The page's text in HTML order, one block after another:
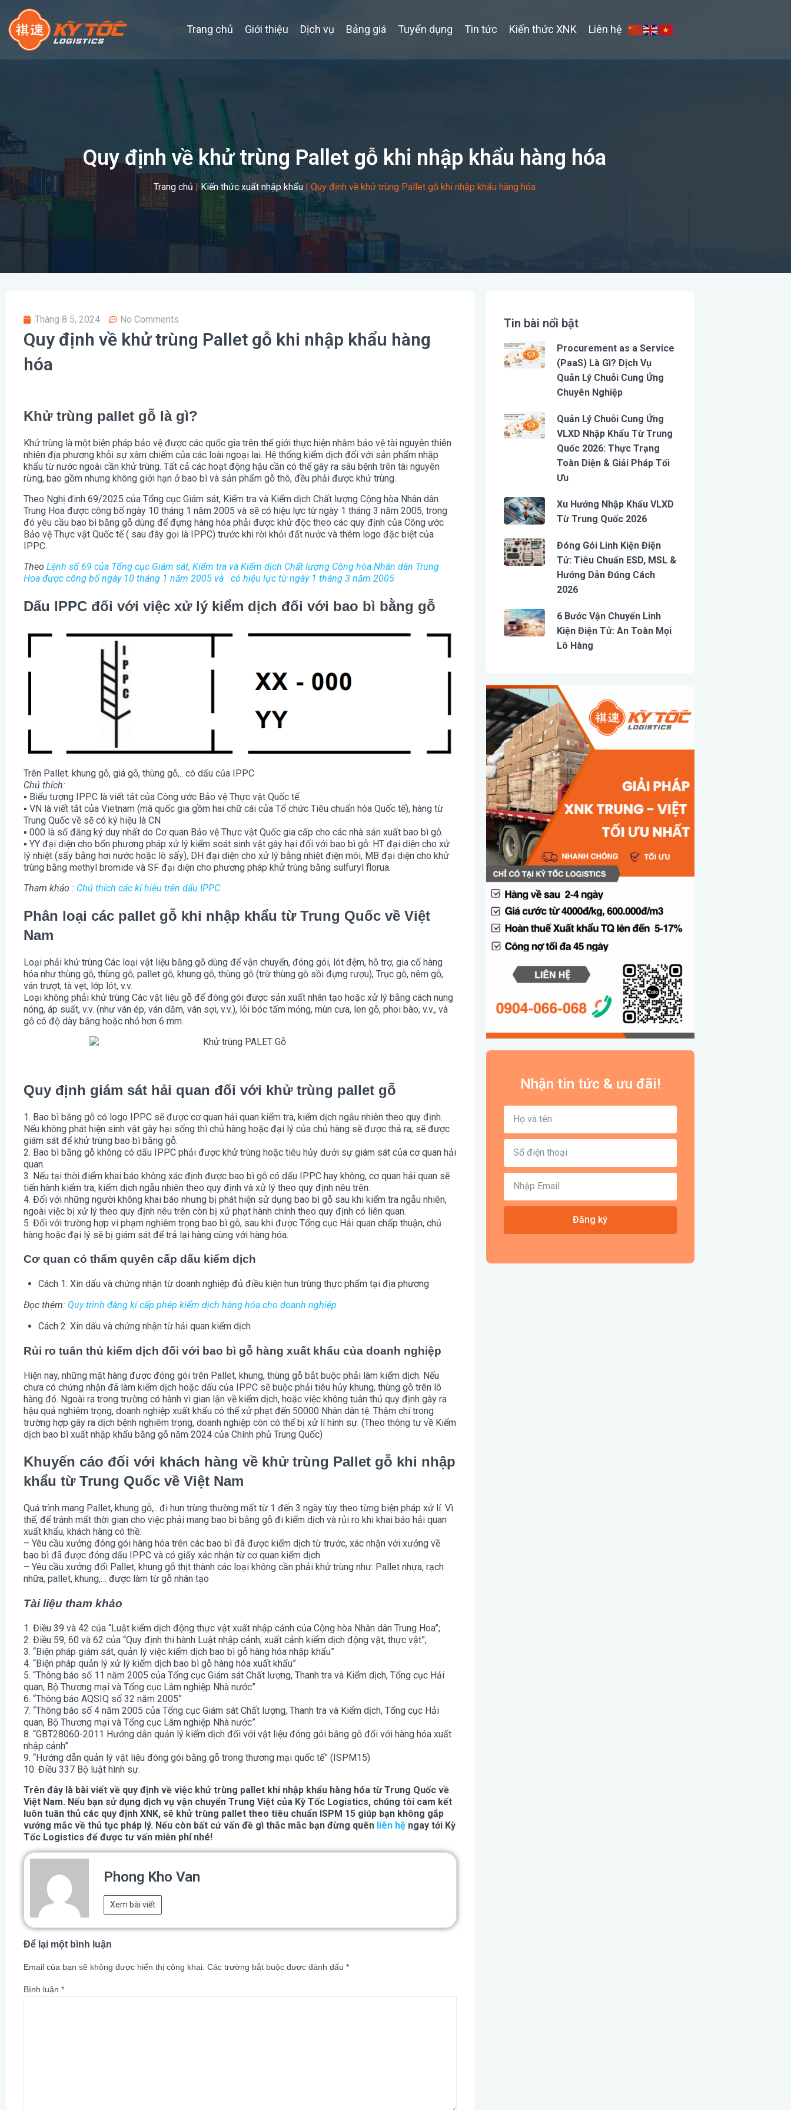
Trang chủ Giới thiệu Dịch vụ Bảng giá Tuyển dụng Tin tức Kiến thức XNK Liên hệ
Quy định về khử trùng Pallet gỗ khi nhập khẩu hàng hóa
Trang chủ |Kiến thức xuất nhập khẩu| Quy định về khử trùng Pallet gỗ khi nhập khẩu hàng hóa
Tháng 8 5, 2024 No Comments
Quy định về khử trùng Pallet gỗ khi nhập khẩu hàng
hóa
Khử trùng pallet gỗ là gì?
Khử trùng là một biện pháp bảo vệ được các quốc gia trên thế giới thực hiện nhằm bảo vệ tài nguyên thiên
nhiên địa phương khỏi sự xâm chiếm của các loài ngoại lai. Hệ thống kiểm dịch đối với sản phẩm nhập
khẩu từ nước ngoài cần khử trùng. Tất cả các hoạt động hậu cần có thể gây ra sâu bệnh trên tài nguyên
rừng, bao gồm nhưng không giới hạn ở bao bì và sản phẩm gỗ thô, đều phải được khử trùng.
Theo Nghị đinh 69/2025 của Tổng cục Giám sát, Kiểm tra và Kiểm dịch Chất lượng Cộng hòa Nhân dân
Trung Hoa được công bố ngày 10 tháng 1 năm 2005 và sẽ có hiệu lực từ ngày 1 tháng 3 năm 2005, trong
đó yêu cầu bao bì bằng gỗ dùng để đựng hàng hóa phải được khử độc theo các quy định của Công ước
Bảo vệ Thực vật Quốc tế ( sau đây gọi là IPPC) trước khi rời khỏi đất nước và thêm logo đặc biệt của
IPPC.
Theo Lệnh số 69 của Tổng cục Giám sát, Kiểm tra và Kiểm dịch Chất lượng Cộng hòa Nhân dân Trung
Hoa được công bố ngày 10 tháng 1 năm 2005 và có hiệu lực từ ngày 1 tháng 3 năm 2005
Dấu IPPC đối với việc xử lý kiểm dịch đối với bao bì bằng gỗ
Trên Pallet. khung gỗ, giá gỗ, thùng gỗ,.. có dấu của IPPC
Chú thích:
▪ Biểu tượng IPPC là viết tắt của Công ước Bảo vệ Thực vật Quốc tế.
▪ VN là viết tắt của Vietnam (mã quốc gia gồm hai chữ cái của Tổ chức Tiêu chuẩn hóa Quốc tế), hàng từ
Trung Quốc về sẽ có ký hiệu là CN
▪ 000 là số đăng ký duy nhất do Cơ quan Bảo vệ Thực vật Quốc gia cấp cho các nhà sản xuất bao bì gỗ.
▪ YY đại diện cho bốn phương pháp xử lý kiểm soát sinh vật gây hại đối với bao bì gỗ: HT đại diện cho xử
lý nhiệt (sấy bằng hơi nước hoặc lò sấy), DH đại diện cho xử lý bằng nhiệt điện môi, MB đại diện cho khử
trùng bằng methyl bromide và SF đại diện cho phương pháp khử trùng bằng sulfuryl florua.
Tham khảo : Chú thích các kí hiệu trên dấu IPPC
Phân loại các pallet gỗ khi nhập khẩu từ Trung Quốc về Việt
Nam
Loại phải khử trùng Các loại vật liệu bằng gỗ dùng để vận chuyển, đóng gói, lót đệm, hỗ trợ, gia cố hàng
hóa như thùng gỗ, thùng gỗ, pallet gỗ, khung gỗ, thùng gỗ (trừ thùng gỗ sồi đựng rượu), Trục gỗ, nêm gỗ,
ván trượt, tà vẹt, lớp lót, v.v.
Loại không phải khử trùng Các vật liệu gỗ để đóng gói được sản xuất nhân tạo hoặc xử lý bằng cách nung
nóng, áp suất, v.v. (như ván ép, ván dăm, ván sợi, v.v.), lõi bóc tấm mỏng, mùn cưa, len gỗ, phoi bào, v.v., và
gỗ có độ dày bằng hoặc nhỏ hơn 6 mm.
Quy định giám sát hải quan đối với khử trùng pallet gỗ
1. Bao bì bằng gỗ có logo IPPC sẽ được cơ quan hải quan kiểm tra, kiểm dịch ngẫu nhiên theo quy định.
Nếu không phát hiện sinh vật gây hại sống thì chủ hàng hoặc đại lý của chủ hàng sẽ được thả ra; sẽ được
giám sát để khử trùng bao bì bằng gỗ.
2. Bao bì bằng gỗ không có dấu IPPC phải được khử trùng hoặc tiêu hủy dưới sự giám sát của cơ quan hải
quan.
3. Nếu tại thời điểm khai báo không xác định được bao bì gỗ có dấu IPPC hay không, cơ quan hải quan sẽ
tiến hành kiểm tra, kiểm dịch ngẫu nhiên theo quy định và xử lý theo quy định nêu trên.
4. Đối với những người không khai báo nhưng bị phát hiện sử dụng bao bì gỗ sau khi kiểm tra ngẫu nhiên,
ngoài việc bị xử lý theo quy định nêu trên còn bị xử phạt hành chính theo quy định có liên quan.
5. Đối với trường hợp vi phạm nghiêm trọng bao bì gỗ, sau khi được Tổng cục Hải quan chấp thuận, chủ
hàng hoặc đại lý sẽ bị giám sát để trả lại hàng cùng với hàng hóa.
Cơ quan có thẩm quyên cấp dấu kiểm dịch
Cách 1: Xin dấu và chứng nhận từ doanh nghiệp đủ điều kiện hun trùng thực phẩm tại địa phương
Đọc thêm: Quy trình đăng kí cấp phép kiểm dịch hàng hóa cho doanh nghiệp
Cách 2: Xin dấu và chứng nhận từ hải quan kiểm dịch
Rủi ro tuân thủ kiểm dịch đối với bao bì gỗ hàng xuất khẩu của doanh nghiệp
Hiện nay, những mặt hàng được đóng gói trên Pallet, khung, thùng gỗ bắt buộc phải làm kiểm dịch. Nếu
chưa có chứng nhận đã làm kiểm dịch hoặc dấu của IPPC sẽ buộc phải tiêu hủy khung, thùng gỗ trên lô
hàng đó. Ngoài ra trong trường có hành vi gian lận về kiểm dịch, hoặc việc không tuân thủ quy định gây ra
hậu quả nghiêm trọng, doanh nghiệp xuất khẩu có thể xử phạt đến 50000 Nhân dân tệ. Thậm chí trong
trường hợp gây ra dịch bệnh nghiêm trọng, doanh nghiệp còn có thể bị xử lí hình sự. (Theo thông tư về Kiểm
dịch bao bì xuất nhập khẩu bằng gỗ năm 2024 của Chính phủ Trung Quốc)
Khuyến cáo đối với khách hàng về khử trùng Pallet gỗ khi nhập
khẩu từ Trung Quốc về Việt Nam
Quá trình mang Pallet, khung gỗ,.. đi hun trùng thường mất từ 1 đến 3 ngày tùy theo từng biện pháp xử lí. Vì
thế, để tránh mất thời gian cho việc phải mang bao bì bằng gỗ đi kiểm dịch và rủi ro khi khai báo hải quan
xuất khẩu, khách hàng có thề:
– Yêu cầu xưởng đóng gói hàng hóa trên các bao bì đã được kiểm dịch từ trước, xác nhận với xưởng về
bao bì đã được đóng dấu IPPC và có giấy xác nhận từ cơ quan kiểm dịch
– Yêu cầu xưởng đổi Pallet, khung gỗ thịt thành các loại không cần phải khử trùng như: Pallet nhựa, rạch
nhữa, pallet, khung,… được làm từ gỗ nhân tạo
Tài liệu tham khảo
1. Điều 39 và 42 của “Luật kiểm dịch động thực vật xuất nhập cảnh của Cộng hòa Nhân dân Trung Hoa”;
2. Điều 59, 60 và 62 của “Quy định thi hành Luật nhập cảnh, xuất cảnh kiểm dịch động vật, thực vật”;
3. “Biện pháp giám sát, quản lý việc kiểm dịch bao bì gỗ hàng hóa nhập khẩu”
4. “Biện pháp quản lý xử lý kiểm dịch bao bì gỗ hàng hóa xuất khẩu”
5. “Thông báo số 11 năm 2005 của Tổng cục Giám sát Chất lượng, Thanh tra và Kiểm dịch, Tổng cục Hải
quan, Bộ Thương mại và Tổng cục Lâm nghiệp Nhà nước”
6. “Thông báo AQSIQ số 32 năm 2005”
7. “Thông báo số 4 năm 2005 của Tổng cục Giám sát Chất lượng, Thanh tra và Kiểm dịch, Tổng cục Hải
quan, Bộ Thương mại và Tổng cục Lâm nghiệp Nhà nước”
8. “GBT28060-2011 Hướng dẫn quản lý kiểm dịch đối với vật liệu đóng gói bằng gỗ đối với hàng hóa xuất
nhập cảnh”
9. “Hướng dẫn quản lý vật liệu đóng gói bằng gỗ trong thương mại quốc tế” (ISPM15)
10. Điều 337 Bộ luật hình sự.
Trên đây là bài viết về quy định về việc khử trùng pallet khi nhập khẩu hàng hóa từ Trung Quốc về
Việt Nam. Nếu bạn sử dụng dịch vụ vận chuyển Trung Việt của Kỳ Tốc Logistics, chúng tôi cam kết
luôn tuân thủ các quy định XNK, sẽ khử trùng pallet theo tiêu chuẩn ISPM 15 giúp bạn không gắp
vướng mắc về thủ tục pháp lý. Nếu còn bất cứ vấn đề gì thắc mắc bạn đừng quên liên hệ ngay tới Kỳ
Tốc Logistics để được tư vấn miễn phí nhé!
Phong Kho Van
Xem bài viết
Để lại một bình luận
Email của bạn sẽ không được hiển thị công khai. Các trường bắt buộc được đánh dấu *
Bình luận *
Tin bài nổi bật
Procurement as a Service
(PaaS) Là Gì? Dịch Vụ
Quản Lý Chuỗi Cung Ứng
Chuyên Nghiệp
Quản Lý Chuỗi Cung Ứng
VLXD Nhập Khẩu Từ Trung
Quốc 2026: Thực Trạng
Toàn Diện & Giải Pháp Tối
Ưu
Xu Hướng Nhập Khẩu VLXD
Từ Trung Quốc 2026
Đóng Gói Linh Kiện Điện
Tử: Tiêu Chuẩn ESD, MSL &
Hướng Dẫn Đúng Cách
2026
6 Bước Vận Chuyển Linh
Kiện Điện Tử: An Toàn Mọi
Lô Hàng
Nhận tin tức & ưu đãi!
Đăng ký